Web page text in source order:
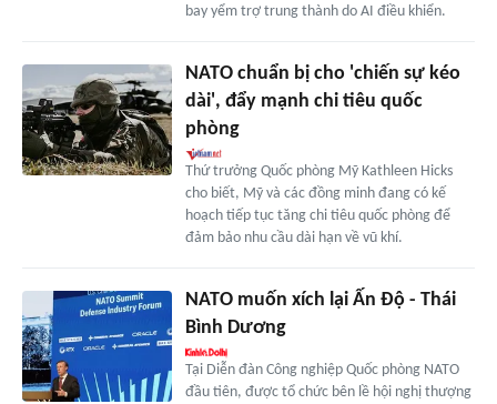
bay yểm trợ trung thành do AI điều khiển.
NATO chuẩn bị cho 'chiến sự kéo
dài', đẩy mạnh chi tiêu quốc
phòng
Thứ trưởng Quốc phòng Mỹ Kathleen Hicks
cho biết, Mỹ và các đồng minh đang có kế
hoạch tiếp tục tăng chi tiêu quốc phòng để
đảm bảo nhu cầu dài hạn về vũ khí.
NATO muốn xích lại Ấn Độ - Thái
Bình Dương
Tại Diễn đàn Công nghiệp Quốc phòng NATO
đầu tiên, được tổ chức bên lề hội nghị thượng